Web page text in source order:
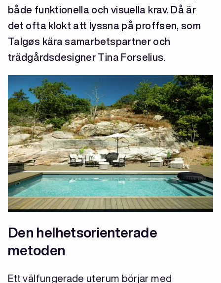
både funktionella och visuella krav. Då är
det ofta klokt att lyssna på proffsen, som
Talgøs kära samarbetspartner och
trädgårdsdesigner Tina Forselius.
Den helhetsorienterade
metoden
Ett välfungerade uterum börjar med